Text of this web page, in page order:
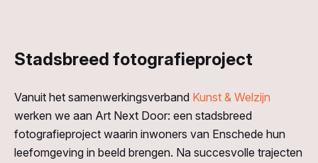
Stadsbreed fotografieproject
Vanuit het samenwerkingsverband Kunst & Welzijn
werken we aan Art Next Door: een stadsbreed
fotografieproject waarin inwoners van Enschede hun
leefomgeving in beeld brengen. Na succesvolle trajecten